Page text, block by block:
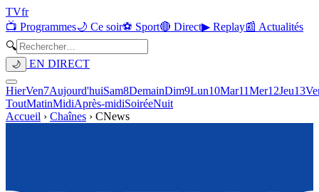
TVfr
📺 Programmes🌙 Ce soir⚽ Sport🔴 Direct▶ Replay📰 Actualités
🔍
🌙 EN DIRECT
HierVen7Aujourd'huiSam8DemainDim9Lun10Mar11Mer12Jeu13
ToutMatinMidiAprès-midiSoiréeNuit
Accueil › Chaînes › CNews